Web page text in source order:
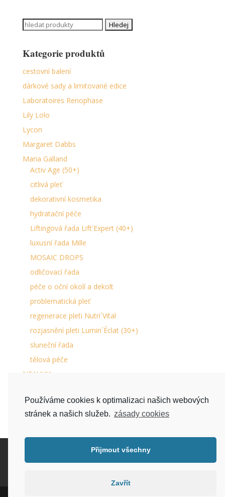
Search
Kategorie produktů
cestovní balení
dárkové sady a limitované edice
Laboratoires Renophase
Lily Lolo
Lycon
Margaret Dabbs
Maria Galland
Activ Age (50+)
citlivá pleť
dekorativní kosmetika
hydratační péče
Liftingová řada Lift'Expert (40+)
luxusní řada Mille
MOSAIC DROPS
odličovací řada
péče o oční okolí a dekolt
problematická pleť
regenerace pleti Nutri´Vital
rozjasnění pleti Lumin´Éclat (30+)
sluneční řada
tělová péče
NEAUVIA
séra na řasy a obočí
Doprava zboží a platba
Bezplatné vrácení a reklamace
EET
Používáme cookies k optimalizaci našich webových
stránek a našich služeb. zásady cookies
Přijmout všechny
Zavřít